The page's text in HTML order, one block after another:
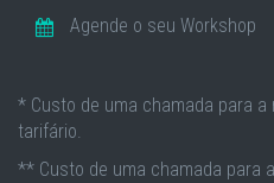
Agende o seu Workshop
* Custo de uma chamada para
tarifário.
** Custo de uma chamada para